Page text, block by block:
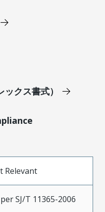
クス書式）
Relevant
per SJ/T 11365-2006